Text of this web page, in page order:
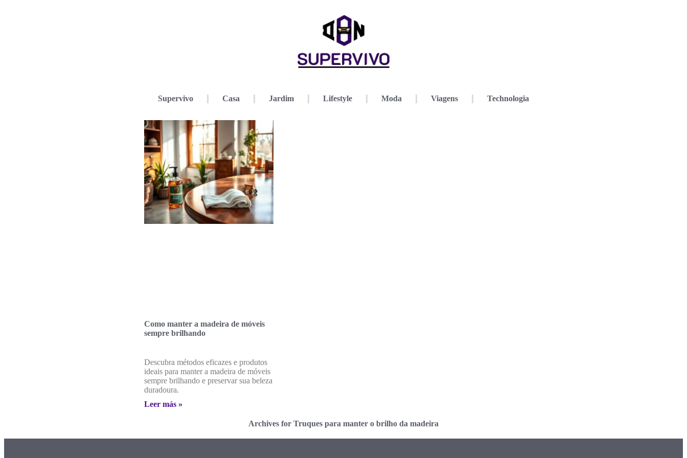
Supervivo Casa Jardim Lifestyle Moda Viagens Technologia
Como manter a madeira de móveis
sempre brilhando
Descubra métodos eficazes e produtos
ideais para manter a madeira de móveis
sempre brilhando e preservar sua beleza
duradoura.
Leer más »
Archives for Truques para manter o brilho da madeira